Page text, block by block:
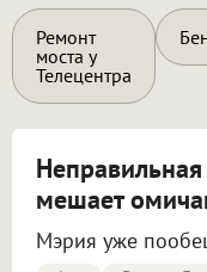
Ремонт
моста у
Телецентра
мешает
Мэрия уже